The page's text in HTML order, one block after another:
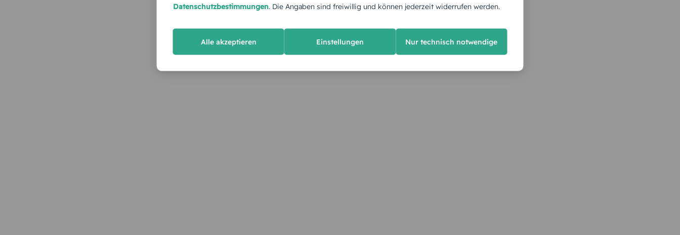
Datenschutzbestimmungen. Die Angaben sind freiwillig und können jederzeit widerrufen werden.
Alle akzeptieren Einstellungen Nur technisch notwendige